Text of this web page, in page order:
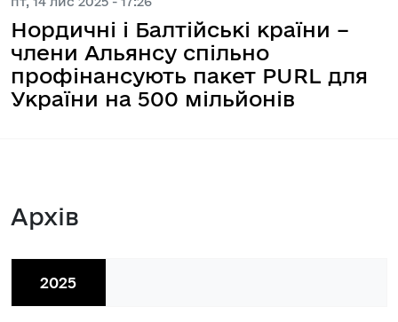
Нордичні і Балтійські країни –
члени Альянсу спільно
профінансують пакет PURL для
України на 500 мільйонів
Архів
2025